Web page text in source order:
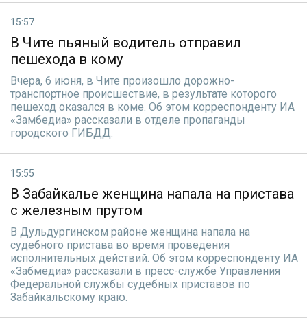
15:57
В Чите пьяный водитель отправил
пешехода в кому
Вчера, 6 июня, в Чите произошло дорожно-
транспортное происшествие, в результате которого
пешеход оказался в коме. Об этом корреспонденту ИА
«Замбедиа» рассказали в отделе пропаганды
городского ГИБДД.
15:55
В Забайкалье женщина напала на пристава
с железным прутом
В Дульдургинском районе женщина напала на
судебного пристава во время проведения
исполнительных действий. Об этом корреспонденту ИА
«Забмедиа» рассказали в пресс-службе Управления
Федеральной службы судебных приставов по
Забайкальскому краю.